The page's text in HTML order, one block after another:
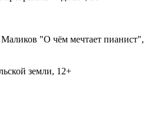
"О чём мечтает пианист",
земли, 12+